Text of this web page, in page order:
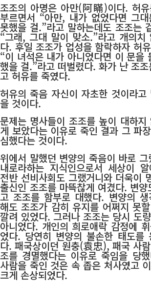
조조의 아명은 아만(阿瞞)이다. 허
부르면서 “아만, 내가 없었다면 그
못했을 걸.”라고 말하는데도 조조는
“그래, 그대 말이 맞소.”라고 개의치
다. 후일 조조가 업성을 함락하자 허
“이 녀석은 내가 아니었다면 이 문을
했을 걸.”라고 떠벌렸다. 화가 난 조
고 허유를 죽였다.
허유의 죽음 자신이 자초한 것이라
을 것이다.
문제는 명사들이 조조를 높이 대하
게 보았다는 이유로 죽인 결과 그 파
심했다는 것이다.
위에서 말했던 변양의 죽음이 바로
내로라하는 지식인으로서 세상이
전반 선비사회도 그랬거니와 더욱이
출신인 조조를 마뜩찮게 여겼다. 변
고 조조를 함부로 대했다. 변양의
해도 조조가 감히 유지를 어쩌지 못
깔려 있었다. 그러나 조조는 당시 도
아니었다. 개인의 희로애락 감정에
었다. 당연히 변양의 불손한 태도를
다. 패국상이던 원충(袁忠), 패국 사
조를 경멸했다는 이유로 죽임을 당
사람을 죽인 것은 속 좁은 처사였고
크게 손상되었다.